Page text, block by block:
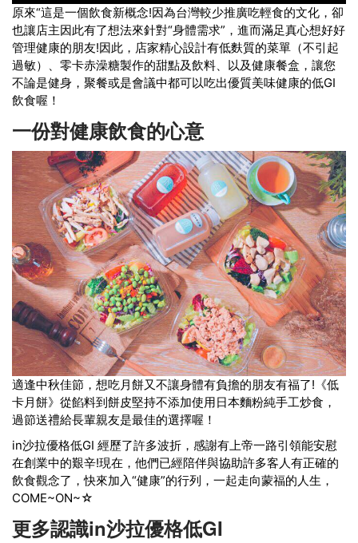
原來“這是一個飲食新概念!因為台灣較少推廣吃輕食的文化，卻
也讓店主因此有了想法來針對“身體需求”，進而滿足真心想好好
管理健康的朋友!因此，店家精心設計有低麩質的菜單（不引起
過敏）、零卡赤澡糖製作的甜點及飲料、以及健康餐盒，讓您
不論是健身，聚餐或是會議中都可以吃出優質美味健康的低GI
飲食喔！
一份對健康飲食的心意
適逢中秋佳節，想吃月餅又不讓身體有負擔的朋友有福了!《低
卡月餅》從餡料到餅皮堅持不添加使用日本麵粉純手工炒食，
過節送禮給長輩親友是最佳的選擇喔！
in沙拉優格低GI 經歷了許多波折，感謝有上帝一路引領能安慰
在創業中的艱辛!現在，他們已經陪伴與協助許多客人有正確的
飲食觀念了，快來加入“健康”的行列，一起走向蒙福的人生，
COME~ON~☆
更多認識in沙拉優格低GI